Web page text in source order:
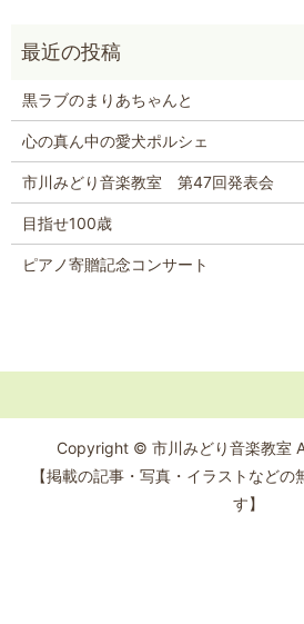
黒ラブのまりあちゃんと
心の真ん中の愛犬ポルシェ
市川みどり音楽教室 第47回発表会
目指せ100歳
ピアノ寄贈記念コンサート
Copyright © 市川みどり音楽教室
【掲載の記事・写真・イラストなどの
す】